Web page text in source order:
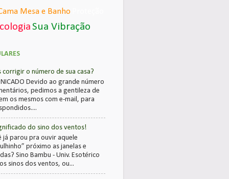
Mesa e Banho
Sua Vibração
corrigir o número de sua casa?
Devido ao grande número
pedimos a gentileza de
os mesmos com e-mail, para
do sino dos ventos!
já parou pra ouvir aquele
próximo as janelas e
Sino Bambu - Univ. Esotérico
sinos dos ventos, ou...